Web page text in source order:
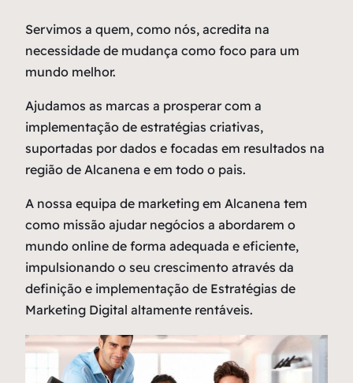
Servimos a quem, como nós, acredita na
necessidade de mudança como foco para um
mundo melhor.
Ajudamos as marcas a prosperar com a
implementação de estratégias criativas,
suportadas por dados e focadas em resultados na
região de Alcanena e em todo o pais.
A nossa equipa de marketing em Alcanena tem
como missão ajudar negócios a abordarem o
mundo online de forma adequada e eficiente,
impulsionando o seu crescimento através da
definição e implementação de Estratégias de
Marketing Digital altamente rentáveis.